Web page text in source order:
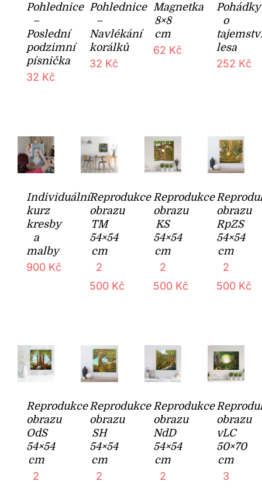
Pohlednice
–
Poslední
podzimní
písnička
32 Kč
Pohlednice
–
Navlékání
korálků
32 Kč
Magnetka
8×8
cm
62 Kč
Pohádky
o
lesa
252 Kč
Individuální
kurz
kresby
a
malby
900 Kč
Reprodukce
obrazu
TM
54×54
cm
2
500 Kč
Reprodukce
obrazu
KS
54×54
cm
2
500 Kč
obrazu
RpZS
54×54
cm
2
500 Kč
Reprodukce
obrazu
OdS
54×54
cm
2
Reprodukce
obrazu
SH
54×54
cm
2
Reprodukce
obrazu
NdD
54×54
cm
2
obrazu
vLC
50×70
cm
3